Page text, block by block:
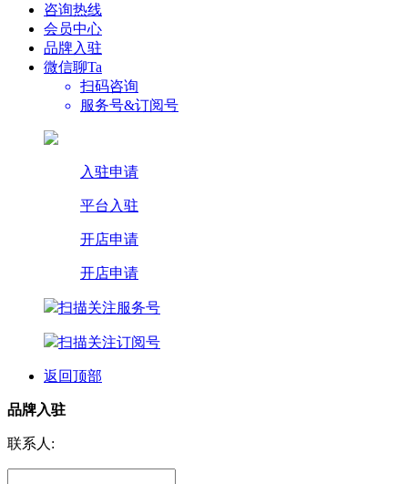
咨询热线
会员中心
品牌入驻
微信聊Ta
扫码咨询
服务号&订阅号
入驻申请
平台入驻
开店申请
开店申请
扫描关注服务号
扫描关注订阅号
返回顶部
品牌入驻
联系人: